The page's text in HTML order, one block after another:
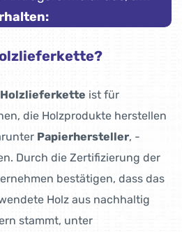
ist für
die Holzprodukte herstellen
Papierhersteller, -
Durch die Zertifizierung der
bestätigen, dass das
Holz aus nachhaltig
stammt, unter